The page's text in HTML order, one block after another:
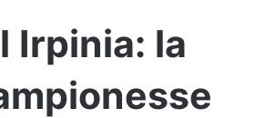
Irpinia: la